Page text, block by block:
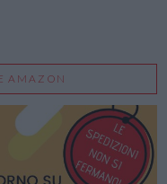
AMAZON